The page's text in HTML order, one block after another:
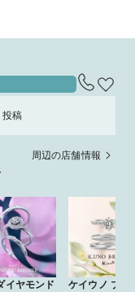
投稿
周辺の店舗情報
イヤモンド
ケイウノ ブラ